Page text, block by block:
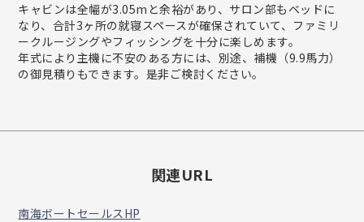
キャビンは全幅が3.05mと余裕があり、サロン部もベッドに
なり、合計3ヶ所の就寝スペースが確保されていて、ファミリ
ークルージングやフィッシングを十分に楽しめます。
年式により主機に不安のある方には、別途、補機（9.9馬力）
の御見積りもできます。是非ご検討ください。
関連URL
南海ボートセールスHP